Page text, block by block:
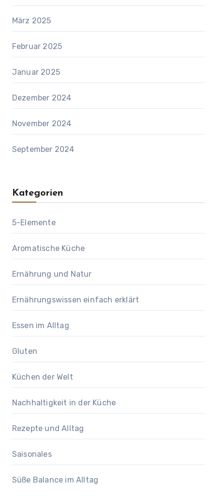
März 2025
Februar 2025
Januar 2025
Dezember 2024
November 2024
September 2024
Kategorien
5-Elemente
Aromatische Küche
Ernährung und Natur
Ernährungswissen einfach erklärt
Essen im Alltag
Gluten
Küchen der Welt
Nachhaltigkeit in der Küche
Rezepte und Alltag
Saisonales
Süße Balance im Alltag